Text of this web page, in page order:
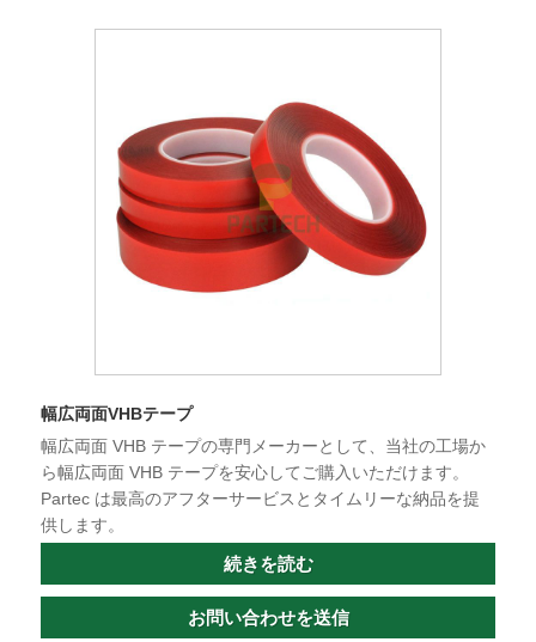
幅広両面VHBテープ
幅広両面 VHB テープの専門メーカーとして、当社の工場か
ら幅広両面 VHB テープを安心してご購入いただけます。
Partec は最高のアフターサービスとタイムリーな納品を提
供します。
続きを読む
お問い合わせを送信